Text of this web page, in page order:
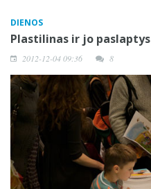
DIENOS
Plastilinas ir jo paslaptys
2012-12-04 09:36 8